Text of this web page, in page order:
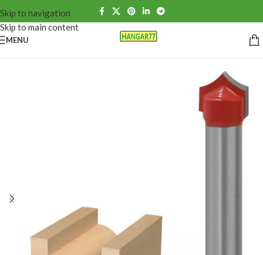
Skip to navigation
Skip to main content
MENU